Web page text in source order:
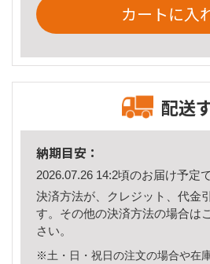
カートに入
配送
納期目安：
2026.07.26 14:2頃のお届け予定で
決済方法が、クレジット、代金
す。その他の決済方法の場合は
さい。
※土・日・祝日の注文の場合や在